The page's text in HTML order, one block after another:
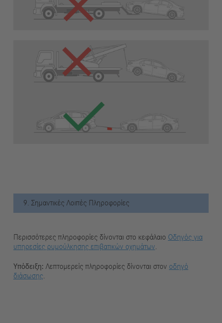
9. Σημαντικές Λοιπές Πληροφορίες
Περισσότερες πληροφορίες δίνονται στο κεφάλαιο Οδηγός για
υπηρεσίες ρυμούλκησης επιβατικών οχημάτων
Υπόδειξη: Λεπτομερείς πληροφορίες δίνονται στον οδηγό
διάσωσης.